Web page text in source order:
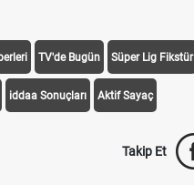
TV'de Bugün Süper Lig Fikstür
iddaa Sonuçları Aktif Sayaç
Takip Et